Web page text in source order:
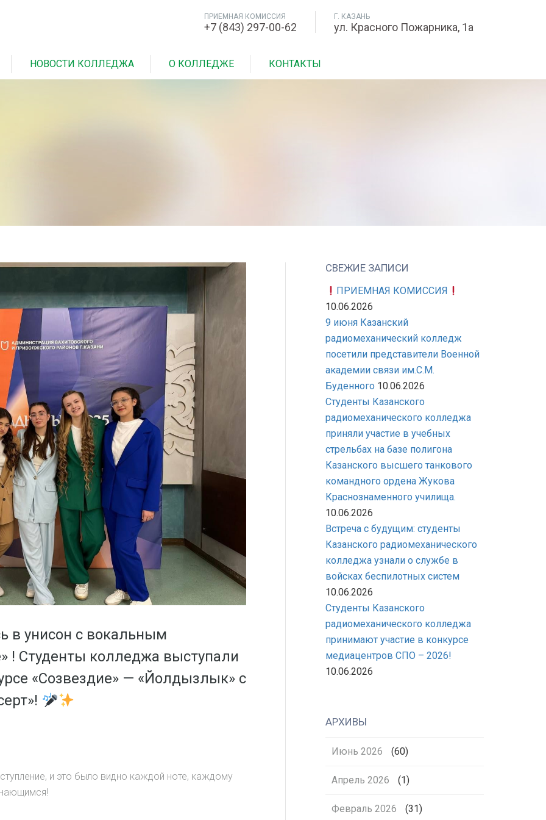
ПРИЕМНАЯ КОМИССИЯ
+7 (843) 297-00-62
Г. КАЗАНЬ
ул. Красного Пожарника, 1а
НОВОСТИ КОЛЛЕДЖА О КОЛЛЕДЖЕ КОНТАКТЫ
в унисон с вокальным
! Студенты колледжа выступали
«Созвездие» — «Йолдызлык» с
и это было видно каждой ноте, каждому
СВЕЖИЕ ЗАПИСИ
ПРИЕМНАЯ КОМИССИЯ
10.06.2026
9 июня Казанский
радиомеханический колледж
посетили представители Военной
академии связи им.С.М.
Буденного 10.06.2026
Студенты Казанского
радиомеханического колледжа
приняли участие в учебных
стрельбах на базе полигона
Казанского высшего танкового
командного ордена Жукова
Краснознаменного училища.
10.06.2026
Встреча с будущим: студенты
Казанского радиомеханического
колледжа узнали о службе в
войсках беспилотных систем
10.06.2026
Студенты Казанского
радиомеханического колледжа
принимают участие в конкурсе
медиацентров СПО – 2026!
10.06.2026
АРХИВЫ
Июнь 2026 (60)
Апрель 2026 (1)
Февраль 2026 (31)